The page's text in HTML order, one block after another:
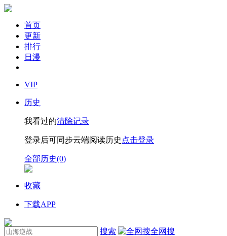
首页
更新
排行
日漫
VIP
历史
我看过的清除记录
登录后可同步云端阅读历史 点击登录
全部历史(0)
收藏
下载APP
搜索 全网搜